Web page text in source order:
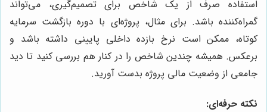
استفاده صرف از یک شاخص برای تصمیم‌گیری، می‌تواند
گمراه‌کننده باشد. برای مثال، پروژه‌ای با دوره بازگشت سرمایه
کوتاه، ممکن است نرخ بازده داخلی پایینی داشته باشد و
برعکس. همیشه چندین شاخص را در کنار هم بررسی کنید تا دید
جامعی از وضعیت مالی پروژه بدست آورید.
نکته حرفه‌ای: